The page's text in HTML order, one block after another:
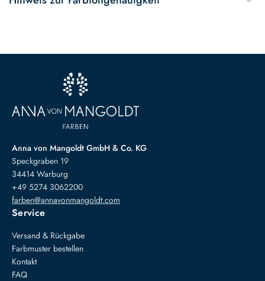
Anna von Mangoldt GmbH & Co. KG
Speckgraben 19
34414 Warburg
+49 5274 3062200
farben@annavonmangoldt.com
Service
Versand & Rückgabe
Farbmuster bestellen
Kontakt
FAQ